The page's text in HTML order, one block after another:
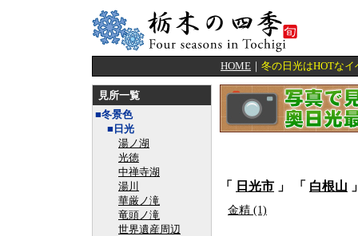
HOME ｜ 冬の日光はHOTな
見所一覧
■冬景色
■日光
湯ノ湖
光徳
中禅寺湖
湯川
華厳ノ滝
竜頭ノ滝
世界遺産周辺
「 日光市 」 「 白根山
金精 (1)